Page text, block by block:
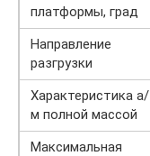
платформы, град
Направление
разгрузки
Характеристика а/
м полной массой
Максимальная